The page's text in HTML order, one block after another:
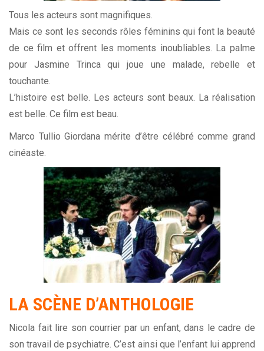
Tous les acteurs sont magnifiques.
Mais ce sont les seconds rôles féminins qui font la beauté
de ce film et offrent les moments inoubliables. La palme
pour Jasmine Trinca qui joue une malade, rebelle et
touchante.
L’histoire est belle. Les acteurs sont beaux. La réalisation
est belle. Ce film est beau.
Marco Tullio Giordana mérite d’être célébré comme grand
cinéaste.
LA SCÈNE D’ANTHOLOGIE
Nicola fait lire son courrier par un enfant, dans le cadre de
son travail de psychiatre. C’est ainsi que l’enfant lui apprend